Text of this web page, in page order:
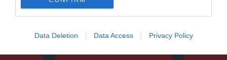
Data Deletion Data Access Privacy Policy
Kategóriák